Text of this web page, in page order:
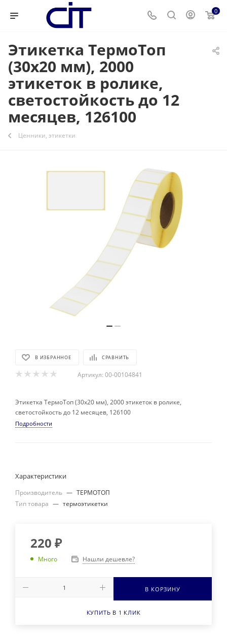
0
Этикетка ТермоТоп
(30х20 мм), 2000
этикеток в ролике,
светостойкость до 12
месяцев, 126100
Ценники, этикетки
В ИЗБРАННОЕ СРАВНИТЬ
Артикул: 00-00104841
Этикетка ТермоТоп (30х20 мм), 2000 этикеток в ролике,
светостойкость до 12 месяцев, 126100
Подробности
Характеристики
Производитель — ТЕРМОТОП
Тип товара — термоэтикетки
220 ₽
Много Нашли дешевле?
В КОРЗИНУ
КУПИТЬ В 1 КЛИК